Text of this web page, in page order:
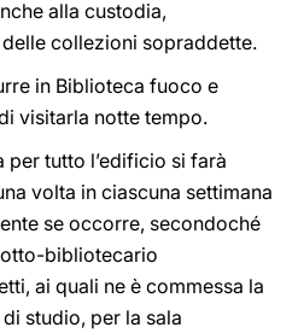
alla custodia,
collezioni sopraddette.
in Biblioteca fuoco e
visitarla notte tempo.
tutto l’edificio si farà
volta in ciascuna settimana
se occorre, secondoché
bibliotecario
ai quali ne è commessa la
studio, per la sala